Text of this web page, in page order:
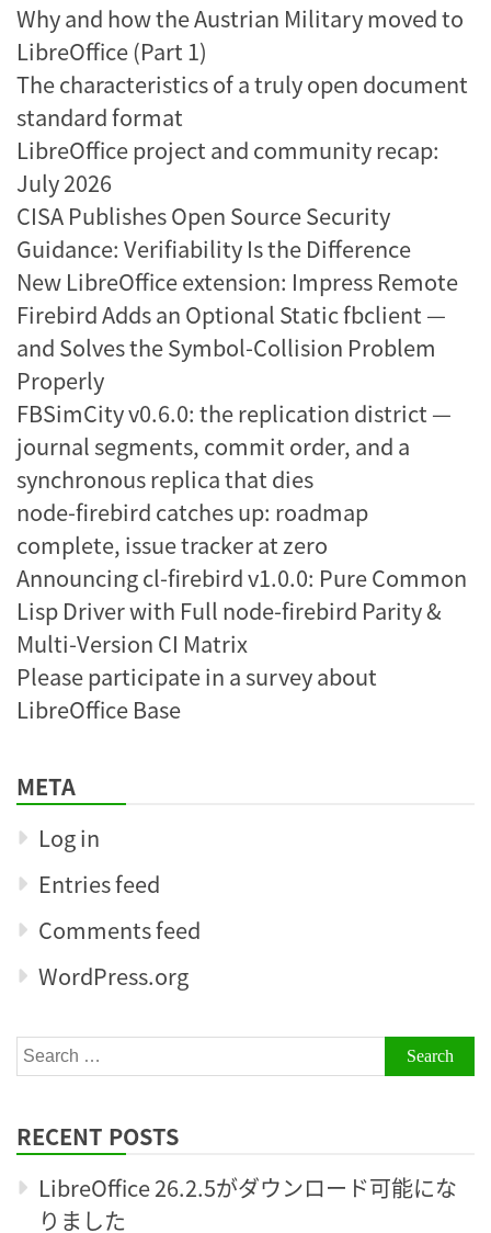
Why and how the Austrian Military moved to
LibreOffice (Part 1)
The characteristics of a truly open document
standard format
LibreOffice project and community recap:
July 2026
CISA Publishes Open Source Security
Guidance: Verifiability Is the Difference
New LibreOffice extension: Impress Remote
Firebird Adds an Optional Static fbclient —
and Solves the Symbol-Collision Problem
Properly
FBSimCity v0.6.0: the replication district —
journal segments, commit order, and a
synchronous replica that dies
node-firebird catches up: roadmap
complete, issue tracker at zero
Announcing cl-firebird v1.0.0: Pure Common
Lisp Driver with Full node-firebird Parity &
Multi-Version CI Matrix
Please participate in a survey about
LibreOffice Base
META
Log in
Entries feed
Comments feed
WordPress.org
Search
for:
RECENT POSTS
LibreOffice 26.2.5がダウンロード可能にな
りました